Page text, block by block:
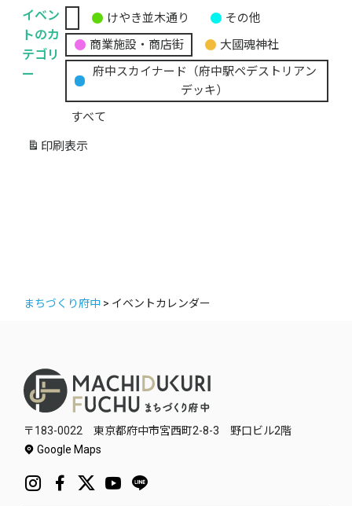
イベン
トのカ
テゴリ
ー
無
題
の
カ
テ
ゴ
リ
けやき並木通り
その他
商業施設・商店街
大國魂神社
府中スカイナード（府中駅ペデストリアン
デッキ）
すべて
印刷 表示
まちづくり府中 > イベントカレンダー
〒183-0022 東京都府中市宮西町2-8-3 野口ビル2階
Google Maps